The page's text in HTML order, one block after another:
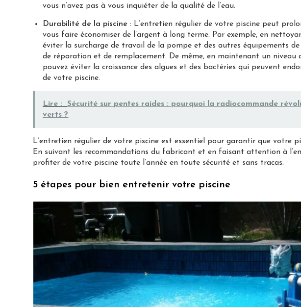
vous n’avez pas à vous inquiéter de la qualité de l’eau.
Durabilité de la piscine : L’entretien régulier de votre piscine peut
vous faire économiser de l’argent à long terme. Par exemple, en
éviter la surcharge de travail de la pompe et des autres équipements
de réparation et de remplacement. De même, en maintenant un niveau
pouvez éviter la croissance des algues et des bactéries qui peuvent
de votre piscine.
Lire :
Sécurité sur pentes raides : pourquoi la radiocommande
verts ?
L’entretien régulier de votre piscine est essentiel pour garantir que votre
En suivant les recommandations du fabricant et en faisant attention à
profiter de votre piscine toute l’année en toute sécurité et sans tracas.
5 étapes pour bien entretenir votre piscine